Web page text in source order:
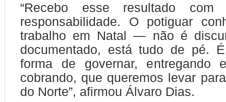
“Recebo esse resultado com
responsabilidade. O potiguar
trabalho em Natal — não é
documentado, está tudo de pé.
forma de governar, entregando
cobrando, que queremos levar
do Norte”, afirmou Álvaro Dias.